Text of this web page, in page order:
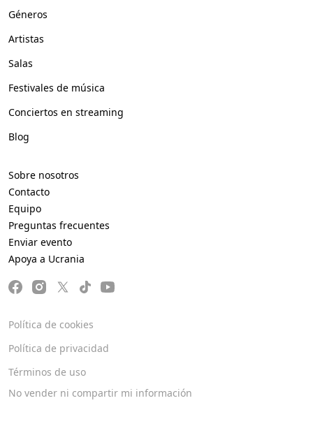
Géneros
Artistas
Salas
Festivales de música
Conciertos en streaming
Blog
Sobre nosotros
Contacto
Equipo
Preguntas frecuentes
Enviar evento
Apoya a Ucrania
Política de cookies
Política de privacidad
Términos de uso
No vender ni compartir mi información